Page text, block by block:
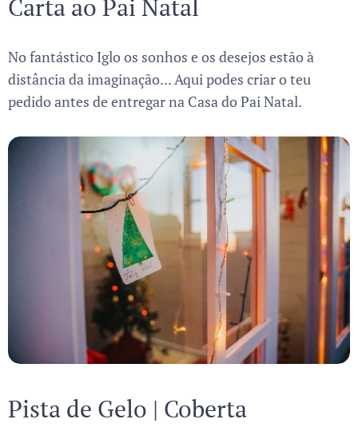
Carta ao Pai Natal
No fantástico Iglo os sonhos e os desejos estão à
distância da imaginação... Aqui podes criar o teu
pedido antes de entregar na Casa do Pai Natal.
Pista de Gelo | Coberta